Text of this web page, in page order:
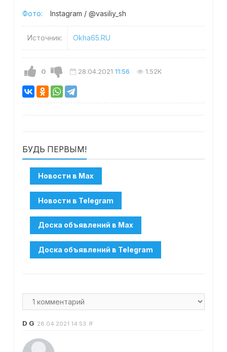
Фото: Instagram / @vasiliy_sh
Источник: Okha65.RU
0 28.04.2021 11:56 1.52K
БУДЬ ПЕРВЫМ!
D G 28.04.2021 14:53 #